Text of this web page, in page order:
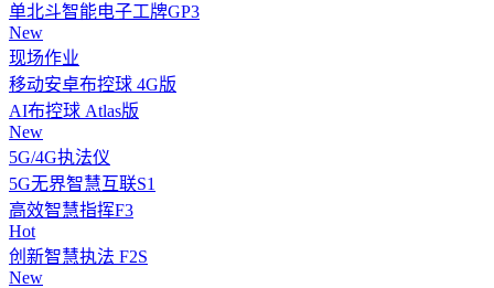
单北斗智能电子工牌GP3
New
现场作业
移动安卓布控球 4G版
AI布控球 Atlas版
New
5G/4G执法仪
5G无界智慧互联S1
高效智慧指挥F3
Hot
创新智慧执法 F2S
New